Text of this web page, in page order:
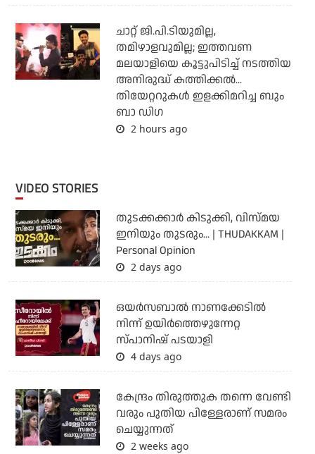
ചാറ്റ് ജി.പി.ടിയുമില്ല,
തമിഴാളവുമില്ല; ഇത്തവണ
മലയാളിയെ കൂട്ടുപിടിച്ച് നടത്തിയ
അനിരുദ്ധ് കത്തിക്കല്‍...
തിയേറ്ററുകള്‍ ഇളക്കിമറിച്ച ബും
ബാ ഡിഗ
2 hours ago
VIDEO STORIES
തുടക്കക്കാര്‍ കിടുക്കി, വിസ്മയ
ഇനിയും തുടരും... | THUDAKKAM |
Personal Opinion
2 days ago
ഒയര്‍സബാൽ നാണക്കേടിൽ
നിന്ന് ഉയിർത്തെഴുന്നേറ്റ
സ്പാനിഷ് പടയാളി
4 days ago
കേന്ദ്രം തിരുത്തുക തന്നെ വേണ്ടി
വരും പുതിയ പിള്ളേരാണ് സമരം
ചെയ്യുന്നത്
2 weeks ago